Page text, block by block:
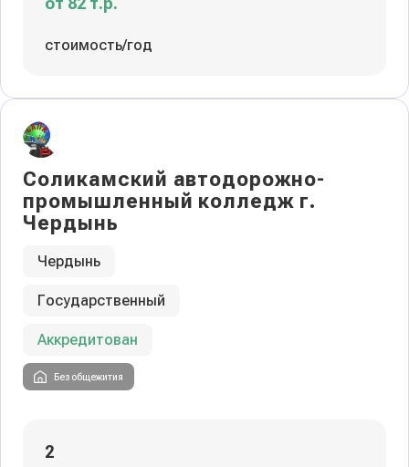
стоимость/год
Соликамский автодорожно-
промышленный колледж г.
Чердынь
Чердынь
Государственный
Аккредитован
Без общежития
2